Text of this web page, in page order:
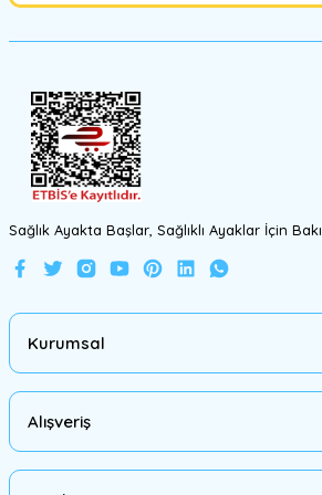
Sağlık Ayakta Başlar, Sağlıklı Ayaklar İçin
Kurumsal
Alışveriş